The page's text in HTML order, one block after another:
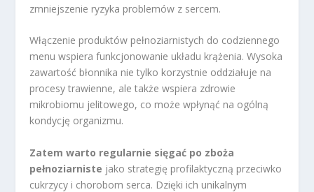
zmniejszenie ryzyka problemów z sercem.
Włączenie produktów pełnoziarnistych do codziennego
menu wspiera funkcjonowanie układu krążenia. Wysoka
zawartość błonnika nie tylko korzystnie oddziałuje na
procesy trawienne, ale także wspiera zdrowie
mikrobiomu jelitowego, co może wpłynąć na ogólną
kondycję organizmu.
Zatem warto regularnie sięgać po zboża
pełnoziarniste jako strategię profilaktyczną przeciwko
cukrzycy i chorobom serca. Dzięki ich unikalnym